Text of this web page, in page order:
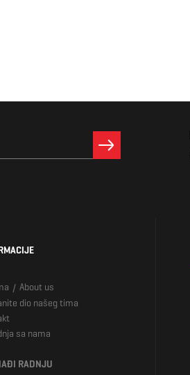
/ About us
dio našeg tima
sa nama
RADNJU